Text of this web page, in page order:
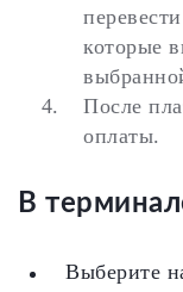
которые
После
оплаты.
В
Выберите